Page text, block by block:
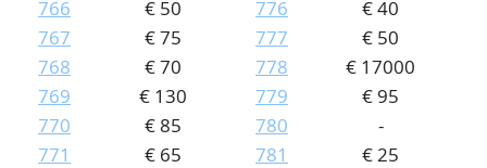
766
€ 50
767
€ 75
768
€ 70
769
€ 130
770
€ 85
771
€ 65
776
€ 40
777
€ 50
778
€ 17000
779
€ 95
780
-
781
€ 25